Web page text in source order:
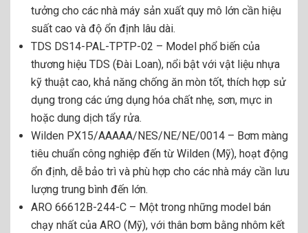
tưởng cho các nhà máy sản xuất quy mô lớn cần hiệu
suất cao và độ ổn định lâu dài.
TDS DS14-PAL-TPTP-02 – Model phổ biến của
thương hiệu TDS (Đài Loan), nổi bật với vật liệu nhựa
kỹ thuật cao, khả năng chống ăn mòn tốt, thích hợp sử
dụng trong các ứng dụng hóa chất nhẹ, sơn, mực in
hoặc dung dịch tẩy rửa.
Wilden PX15/AAAAA/NES/NE/NE/0014 – Bơm màng
tiêu chuẩn công nghiệp đến từ Wilden (Mỹ), hoạt động
ổn định, dễ bảo trì và phù hợp cho các nhà máy cần lưu
lượng trung bình đến lớn.
ARO 66612B-244-C – Một trong những model bán
chạy nhất của ARO (Mỹ), với thân bơm bằng nhôm kết